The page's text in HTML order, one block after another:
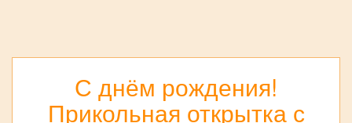
С днём рождения!
Прикольная открытка с